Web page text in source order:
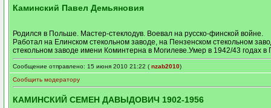
Каминский Павел Демьяновия
Родился в Польше. Мастер-стеклодув. Воевал на русско-финской войне.
Работал на Елинском стекольном заводе, на Пензенском стекольном
стекольном заводе имени Коминтерна в Могилеве.Умер в 1942/43 годах в
Сообщение отправлено: 15 июня 2010 21:22 ( nzab2010)
Сообщить модератору
КАМИНСКИЙ СЕМЕН ДАВЫДОВИЧ 1902-1956